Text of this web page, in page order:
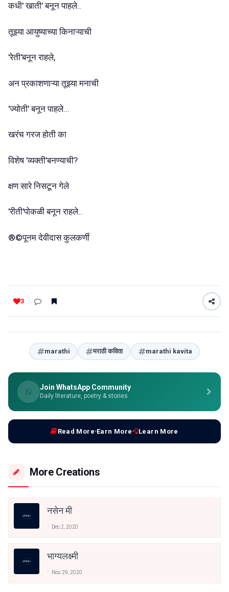
कधी' खाती' बनून पाहले..
तूझ्या आयुष्याच्या किनाऱ्याची
'रेती'बनून राहले,
अन प्रकाशणाऱ्या तूझ्या मनाची
'ज्योती' बनून पाहले...
खरंच गरज होती का
विशेष 'व्यक्ती'बनण्याची?
क्षण सारे निसटून गेले
'रीती'पोकळी बनून राहले..
®©पूनम देवीदास कुलकर्णी
3
marathi मराठी कविता marathi kavita
Join WhatsApp Community
Daily literature, poetry & stories
Read More Earn More Learn More
More Creations
नसेन मी
Dec 2, 2020
भाग्यलक्ष्मी
Nov 29, 2020